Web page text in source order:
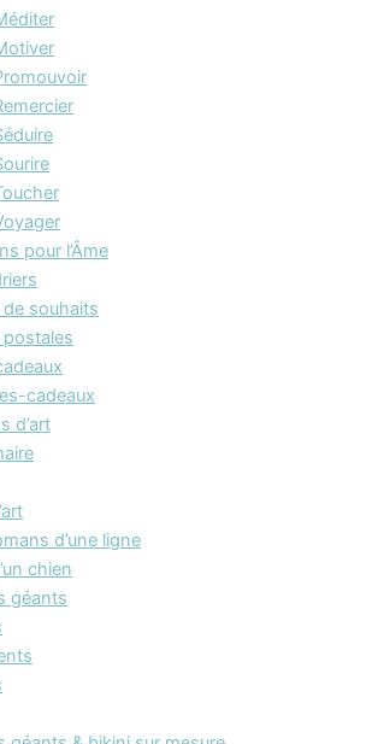
pour l’Âme
souhaits
cadeaux
d’art
d’une ligne
chien
géants